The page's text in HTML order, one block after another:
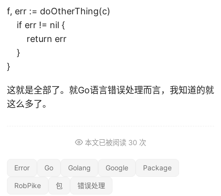
f, err := doOtherThing(c)
if err != nil {
return err
}
}
这就是全部了。就Go语言错误处理而言，我知道的就
这么多了。
本文已被阅读 30 次
Error Go Golang Google Package
RobPike 包 错误处理